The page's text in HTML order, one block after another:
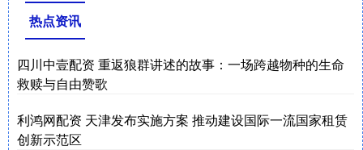
热点资讯
四川中壹配资 重返狼群讲述的故事：一场跨越物种的生命
救赎与自由赞歌
利鸿网配资 天津发布实施方案 推动建设国际一流国家租赁
创新示范区